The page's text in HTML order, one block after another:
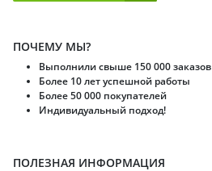
ПОЧЕМУ МЫ?
Выполнили свыше 150 000 заказов
Более 10 лет успешной работы
Более 50 000 покупателей
Индивидуальный подход!
ПОЛЕЗНАЯ ИНФОРМАЦИЯ